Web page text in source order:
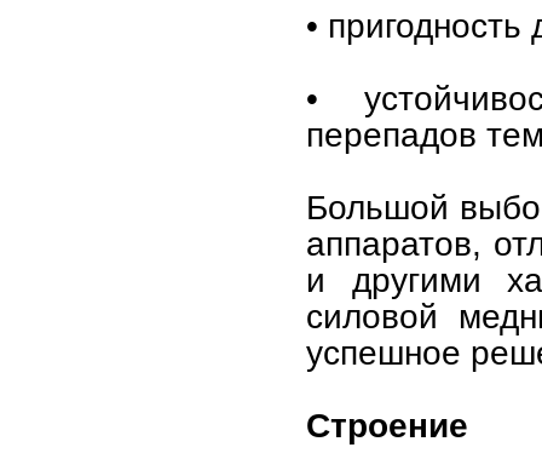
•
•
перепадов
Большой
аппаратов,
и другими
силовой
успешное
Строение